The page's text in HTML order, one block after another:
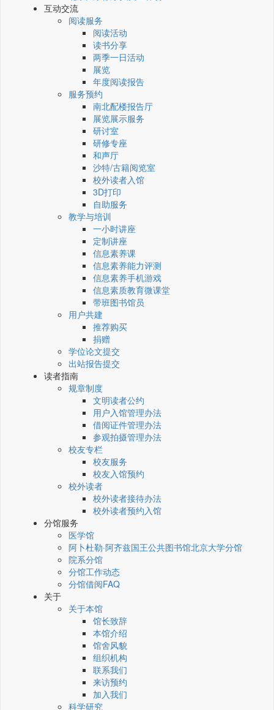
互动交流
阅读服务
阅读活动
读书分享
两季一日活动
展览
年度阅读报告
服务预约
南北配楼报告厅
展览展示服务
研讨室
研修专座
和声厅
沙特/古籍阅览室
校外读者入馆
3D打印
自助服务
教学与培训
一小时讲座
定制讲座
信息素养课
信息素养能力评测
信息素养手机游戏
信息素质教育微课堂
带班图书馆员
用户共建
推荐购买
捐赠
学位论文提交
出站报告提交
读者指南
规章制度
文明读者公约
用户入馆管理办法
借阅证件管理办法
参观拍摄管理办法
校友专栏
校友服务
校友入馆预约
校外读者
校外读者接待办法
校外读者预约入馆
分馆服务
医学馆
阿卜杜勒·阿齐兹国王公共图书馆北京大学分馆
院系分馆
分馆工作动态
分馆借阅FAQ
关于
关于本馆
馆长致辞
本馆介绍
馆舍风貌
组织机构
联系我们
来访预约
加入我们
科学研究